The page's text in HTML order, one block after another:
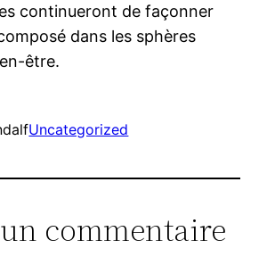
continueront de façonner
dans les sphères
être.
Uncategorized
commentaire